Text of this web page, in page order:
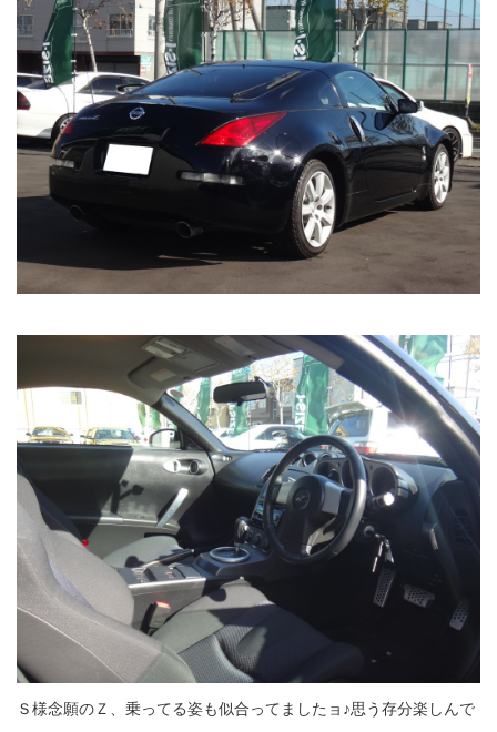
Ｓ様念願のＺ、乗ってる姿も似合ってましたョ♪思う存分楽しんで